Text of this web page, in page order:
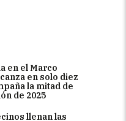
en el Marco
en solo diez
la mitad de
de 2025
llenan las